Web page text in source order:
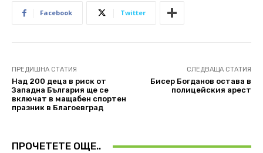
Facebook Twitter
ПРЕДИШНА СТАТИЯ
Над 200 деца в риск от
Западна България ще се
включат в мащабен спортен
празник в Благоевград
СЛЕДВАЩА СТАТИЯ
Бисер Богданов остава в
полицейския арест
ПРОЧЕТЕТЕ ОЩЕ..